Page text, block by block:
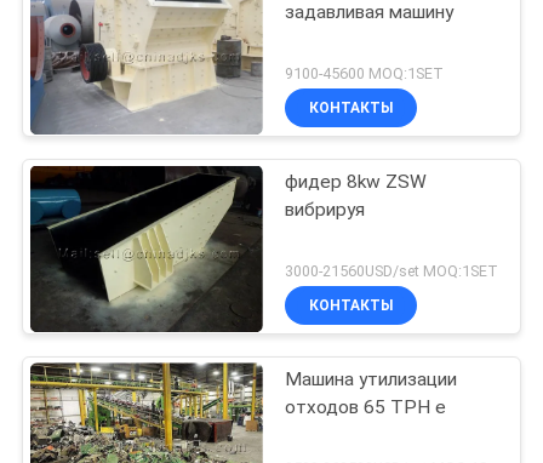
задавливая машину
9100-45600 MOQ:1SET
КОНТАКТЫ
фидер 8kw ZSW
вибрируя
3000-21560USD/set MOQ:1SET
КОНТАКТЫ
Машина утилизации
отходов 65 TPH e